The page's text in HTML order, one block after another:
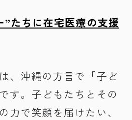
”たちに在宅医療の支援
、沖縄の方言で「子ど
す。子どもたちとその
力で笑顔を届けたい、